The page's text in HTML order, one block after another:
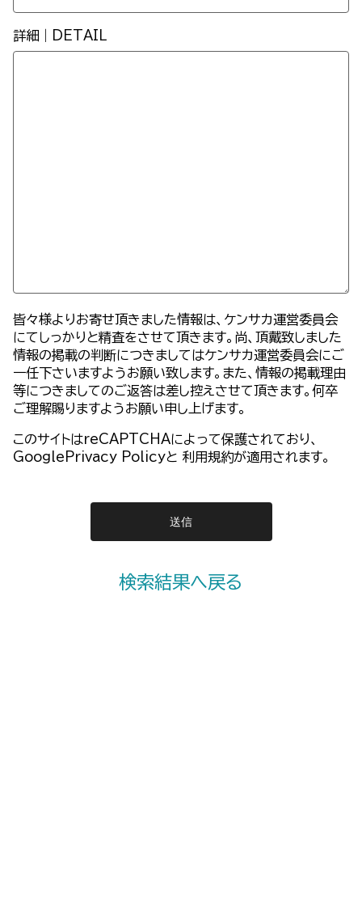
詳細｜DETAIL
皆々様よりお寄せ頂きました情報は、ケンサカ運営委員会
にてしっかりと精査をさせて頂きます。尚、頂戴致しました
情報の掲載の判断につきましてはケンサカ運営委員会にご
一任下さいますようお願い致します。また、情報の掲載理由
等につきましてのご返答は差し控えさせて頂きます。何卒
ご理解賜りますようお願い申し上げます。
このサイトはreCAPTCHAによって保護されており、
GooglePrivacy Policyと 利用規約が適用されます。
検索結果へ戻る